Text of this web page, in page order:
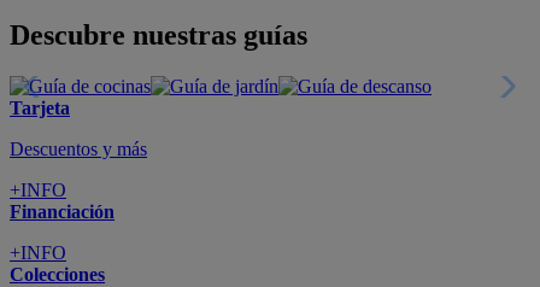
Descubre nuestras guías
Tarjeta
Descuentos y más
+INFO
Financiación
+INFO
Colecciones